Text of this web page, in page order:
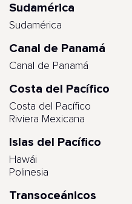
Sudamérica
Sudamérica
Canal de Panamá
Canal de Panamá
Costa del Pacífico
Costa del Pacífico
Riviera Mexicana
Islas del Pacífico
Hawái
Polinesia
Transoceánicos